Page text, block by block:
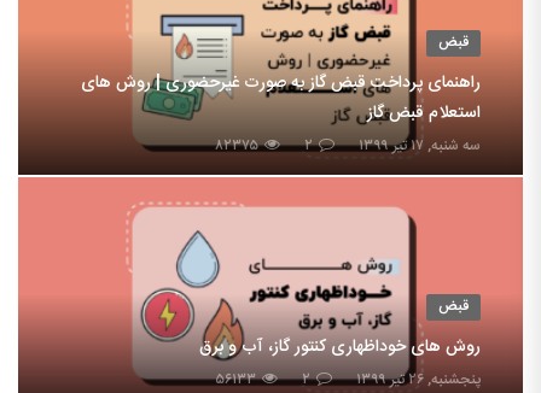
قبض
راهنمای پرداخت قبض گاز به صورت غیرحضوری | روش های
استعلام قبض گاز
سه شنبه, ۱۷ تیر ۱۳۹۹ ۲ ۸۲۳۷۵
قبض
روش های خوداظهاری کنتور گاز، آب و برق
پنجشنبه, ۲۶ تیر ۱۳۹۹ ۲ ۵۶۱۳۳